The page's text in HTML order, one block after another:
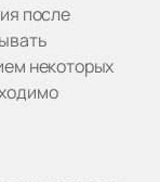
после
некоторых